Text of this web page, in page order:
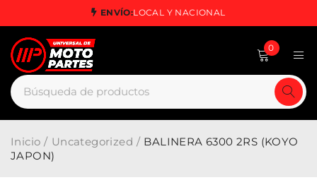
ENVÍO:LOCAL Y NACIONAL
0
Inicio / Uncategorized / BALINERA 6300 2RS (KOYO
JAPON)